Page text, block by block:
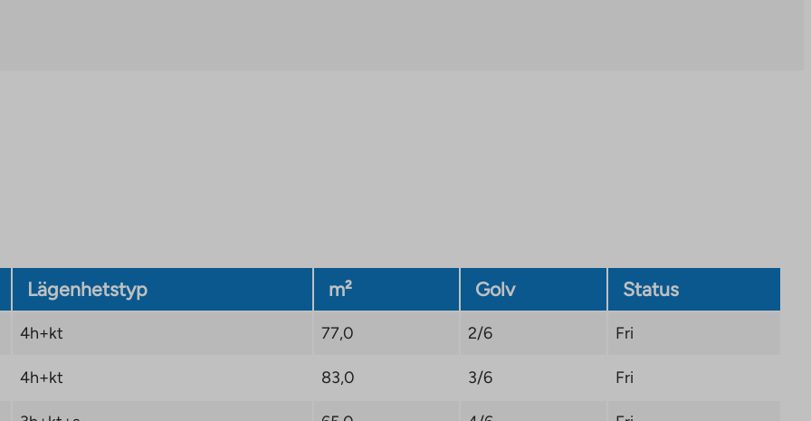
centrum på
möjliggör smidig
utomhusaktiviteter
kommer inte att öka
Lägenhetstyp m² Golv Status
4h+kt 77,0 2/6 Fri
4h+kt 83,0 3/6 Fri